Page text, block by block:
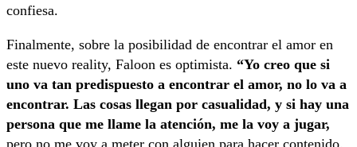
confiesa.
Finalmente, sobre la posibilidad de encontrar el amor en
este nuevo reality, Faloon es optimista. “Yo creo que si
uno va tan predispuesto a encontrar el amor, no lo va a
encontrar. Las cosas llegan por casualidad, y si hay una
persona que me llame la atención, me la voy a jugar,